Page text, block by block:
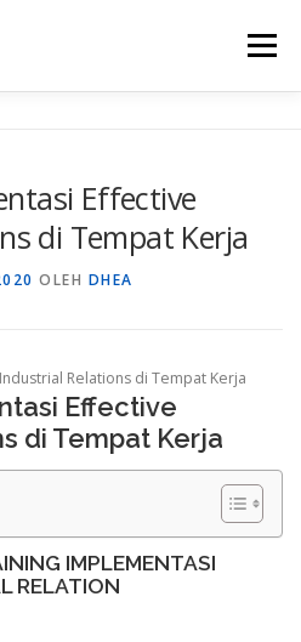
Menu
EVALUASI
Effective
di Tempat Kerja
OLEH DHEA
Relations di Tempat Kerja
Effective
di Tempat Kerja
IMPLEMENTASI
RELATION